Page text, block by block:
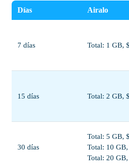
Días Airalo
7 días Total: 1 GB,
15 días Total: 2 GB,
30 días
Total: 5 GB,
Total: 10
Total: 20